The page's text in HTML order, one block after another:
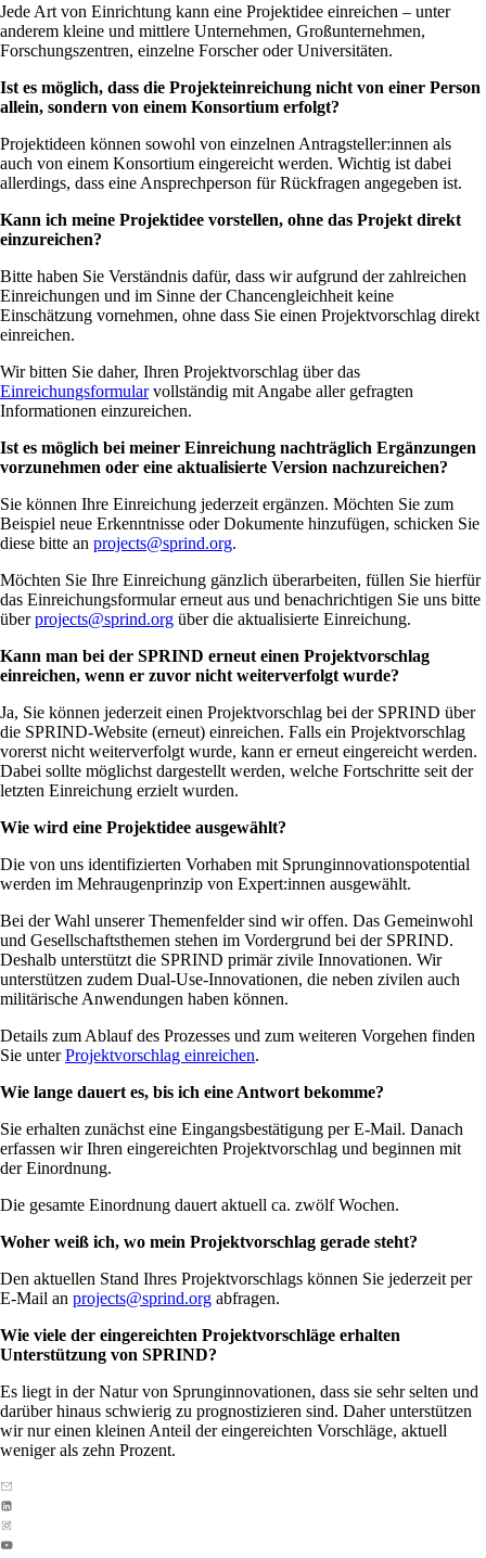
Jede Art von Einrichtung kann eine Projektidee einreichen – unter
anderem kleine und mittlere Unternehmen, Großunternehmen,
Forschungszentren, einzelne Forscher oder Universitäten.
Ist es möglich, dass die Projekteinreichung nicht von einer Person
allein, sondern von einem Konsortium erfolgt?
Projektideen können sowohl von einzelnen Antragsteller:innen als
auch von einem Konsortium eingereicht werden. Wichtig ist dabei
allerdings, dass eine Ansprechperson für Rückfragen angegeben ist.
Kann ich meine Projektidee vorstellen, ohne das Projekt direkt
einzureichen?
Bitte haben Sie Verständnis dafür, dass wir aufgrund der zahlreichen
Einreichungen und im Sinne der Chancengleichheit keine
Einschätzung vornehmen, ohne dass Sie einen Projektvorschlag direkt
einreichen.
Wir bitten Sie daher, Ihren Projektvorschlag über das
Einreichungsformularvollständig mit Angabe aller gefragten
Informationen einzureichen.
Ist es möglich bei meiner Einreichung nachträglich Ergänzungen
vorzunehmen oder eine aktualisierte Version nachzureichen?
Sie können Ihre Einreichung jederzeit ergänzen. Möchten Sie zum
Beispiel neue Erkenntnisse oder Dokumente hinzufügen, schicken Sie
diese bitte an projects@sprind.org.
Möchten Sie Ihre Einreichung gänzlich überarbeiten, füllen Sie hierfür
das Einreichungsformular erneut aus und benachrichtigen Sie uns bitte
überprojects@sprind.org über die aktualisierte Einreichung.
Kann man bei der SPRIND erneut einen Projektvorschlag
einreichen, wenn er zuvor nicht weiterverfolgt wurde?
Ja, Sie können jederzeit einen Projektvorschlag bei der SPRIND über
die SPRIND-Website (erneut) einreichen. Falls ein Projektvorschlag
vorerst nicht weiterverfolgt wurde, kann er erneut eingereicht werden.
Dabei sollte möglichst dargestellt werden, welche Fortschritte seit der
letzten Einreichung erzielt wurden.
Wie wird eine Projektidee ausgewählt?
Die von uns identifizierten Vorhaben mit Sprunginnovationspotential
werden im Mehraugenprinzip von Expert:innen ausgewählt.
Bei der Wahl unserer Themenfelder sind wir offen. Das Gemeinwohl
und Gesellschaftsthemen stehen im Vordergrund bei der SPRIND.
Deshalb unterstützt die SPRIND primär zivile Innovationen. Wir
unterstützen zudem Dual-Use-Innovationen, die neben zivilen auch
militärische Anwendungen haben können.
Details zum Ablauf des Prozesses und zum weiteren Vorgehen finden
Sie unterProjektvorschlag einreichen.
Wie lange dauert es, bis ich eine Antwort bekomme?
Sie erhalten zunächst eine Eingangsbestätigung per E-Mail. Danach
erfassen wir Ihren eingereichten Projektvorschlag und beginnen mit
der Einordnung.
Die gesamte Einordnung dauert aktuell ca. zwölf Wochen.
Woher weiß ich, wo mein Projektvorschlag gerade steht?
Den aktuellen Stand Ihres Projektvorschlags können Sie jederzeit per
E-Mail an projects@sprind.org abfragen.
Wie viele der eingereichten Projektvorschläge erhalten
Unterstützung von SPRIND?
Es liegt in der Natur von Sprunginnovationen, dass sie sehr selten und
darüber hinaus schwierig zu prognostizieren sind. Daher unterstützen
wir nur einen kleinen Anteil der eingereichten Vorschläge, aktuell
weniger als zehn Prozent.